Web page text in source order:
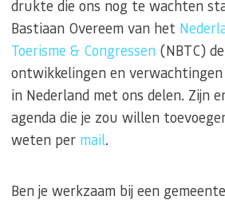
drukte die ons nog te wachten
Bastiaan Overeem van het
Toerisme & Congressen (NBTC)
ontwikkelingen en
in Nederland met ons delen. Zijn
agenda die je zou willen
weten per mail.
Ben je werkzaam bij een